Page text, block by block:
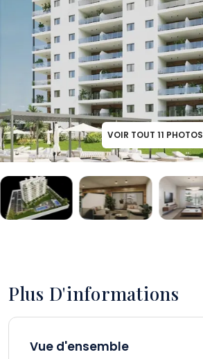
VOIR TOUT 11 PHOTOS
Plus D'informations
Vue d'ensemble